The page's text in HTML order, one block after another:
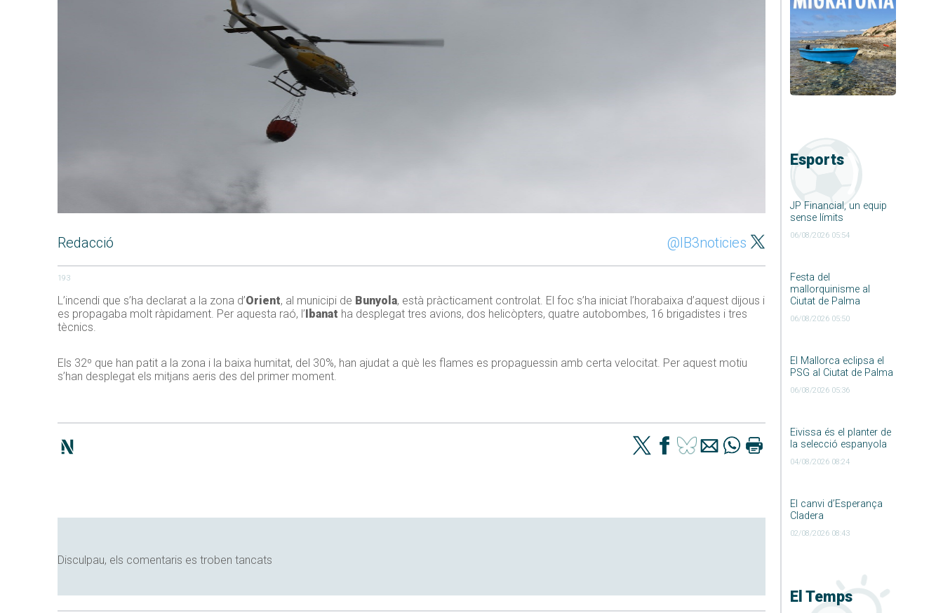
Esports
JP Financial, un equip
sense límits
06/08/2026 05:54
Festa del
mallorquinisme al
Ciutat de Palma
06/08/2026 05:50
El Mallorca eclipsa el
PSG al Ciutat de Palma
06/08/2026 05:36
Eivissa és el planter de
la selecció espanyola
04/08/2026 08:24
El canvi d’Esperança
Cladera
02/08/2026 08:43
El Temps
Redacció @IB3noticies
193
L’incendi que s’ha declarat a la zona d’Orient, al municipi de Bunyola, està pràcticament controlat. El foc s’ha iniciat l’horabaixa d’aquest dijous i
es propagaba molt ràpidament. Per aquesta raó, l’ Ibanat ha desplegat tres avions, dos helicòpters, quatre autobombes, 16 brigadistes i tres
tècnics.
Els 32º que han patit a la zona i la baixa humitat, del 30%, han ajudat a què les flames es propaguessin amb certa velocitat. Per aquest motiu
s’han desplegat els mitjans aeris des del primer moment.
Disculpau, els comentaris es troben tancats